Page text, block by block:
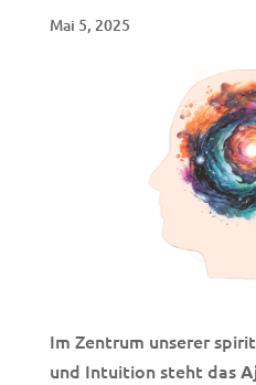
Mai 5, 2025
Im Zentrum unserer
und Intuition steht das